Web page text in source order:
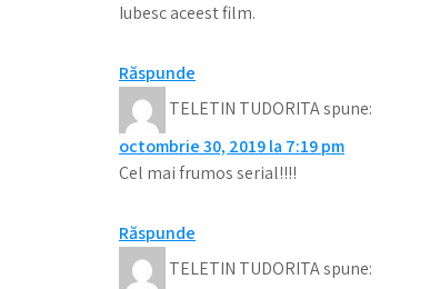
Iubesc aceest film.
Răspunde
TELETIN TUDORITAspune:
octombrie 30, 2019 la 7:19 pm
Cel mai frumos serial!!!!
Răspunde
TELETIN TUDORITAspune: